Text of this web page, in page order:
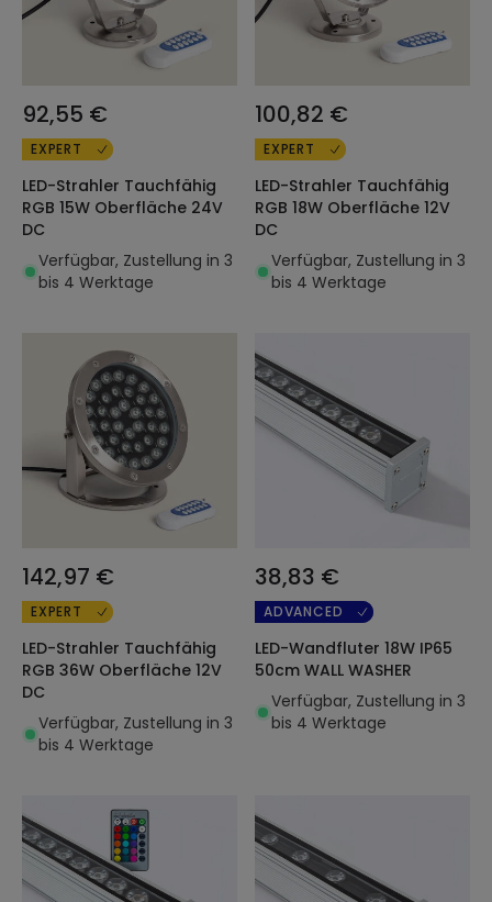
92,55 €
EXPERT
LED-Strahler Tauchfähig
RGB 15W Oberfläche 24V
DC
Verfügbar, Zustellung in 3
bis 4 Werktage
100,82 €
EXPERT
LED-Strahler Tauchfähig
RGB 18W Oberfläche 12V
DC
Verfügbar, Zustellung in 3
bis 4 Werktage
142,97 €
EXPERT
LED-Strahler Tauchfähig
RGB 36W Oberfläche 12V
DC
Verfügbar, Zustellung in 3
bis 4 Werktage
38,83 €
ADVANCED
LED-Wandfluter 18W IP65
50cm WALL WASHER
Verfügbar, Zustellung in 3
bis 4 Werktage